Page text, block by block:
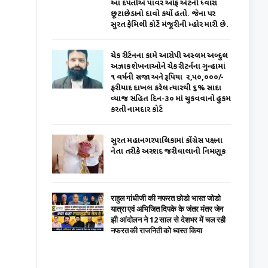
આ દપંતીએ પાવર ઑફ એટર્ની ધ્વારા
છૂટાછેડાનો દાવો કર્યો હતો. જેના પર
સુરત ફેમિલી કોર્ટે મંજૂરીની મ્હોર મારી છે.
ચેક રીર્ટનના કામે આરોપી અસ્લમ અબ્દુલ
અઝાક શેખનાઓને ચેક રીટર્નના ગુન્હામાં
૧ વર્ષની સજા અને રૂપિયા ₹ ૨,૫૦,૦૦૦/-
ફરીયાદ દાખલ કરેલ ત્યારથી ૬% સાદા
વ્યાજ સહિત દિન-૩૦ માં ચુકવવાનો હુકમ
કરતી નામદાર કોર્ટ
સુરત મહાનગરપાલિકામાં કોંગ્રેસ પક્ષના
નેતા તરીકે અરશદ જરીવાલાની નિમણૂક
राहुल गांधीजी की नफरत छोडो भारत जोडो
यात्रा एवं अभिजित दिपके के जंतर मंतर जेन
झी आंदोलन ने 12 साल से देशभर में चल रही
नफरत की राजनिती को ध्वस्त किया